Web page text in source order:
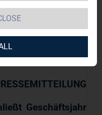
Immobilien AG /
Jahresbericht
17.03.2021 / 06:59
ist der Emittent
verantwortlich.
Geschäftsjahr